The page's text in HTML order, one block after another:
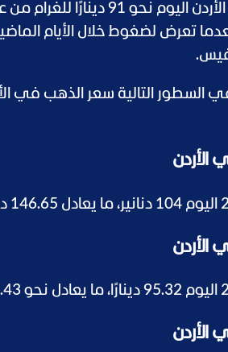
تقارب 3.6%، بعدما تعرض لضغوط خلال
السطور التالية سعر الذهب في